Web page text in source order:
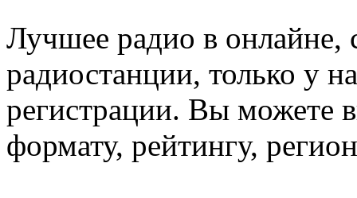
Лучшее радио в онлайне,
радиостанции, только у
регистрации. Вы можете
формату, рейтингу,